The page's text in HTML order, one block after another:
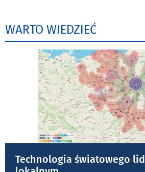
WARTO WIEDZIEĆ
Technologia światowego